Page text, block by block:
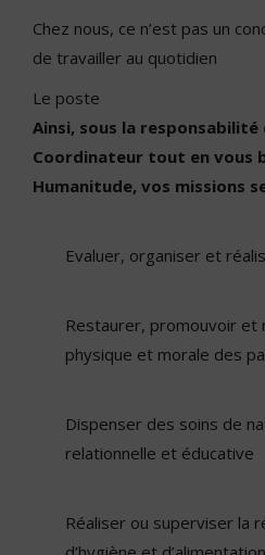
Chez nous, ce n’est pas un
de travailler au quotidien
Le poste
Ainsi, sous la responsabilité
Coordinateur tout en vous
Humanitude, vos missions
Evaluer, organiser et
Restaurer, promouvoir et
physique et morale des
Dispenser des soins de
relationnelle et éducative
Réaliser ou superviser la